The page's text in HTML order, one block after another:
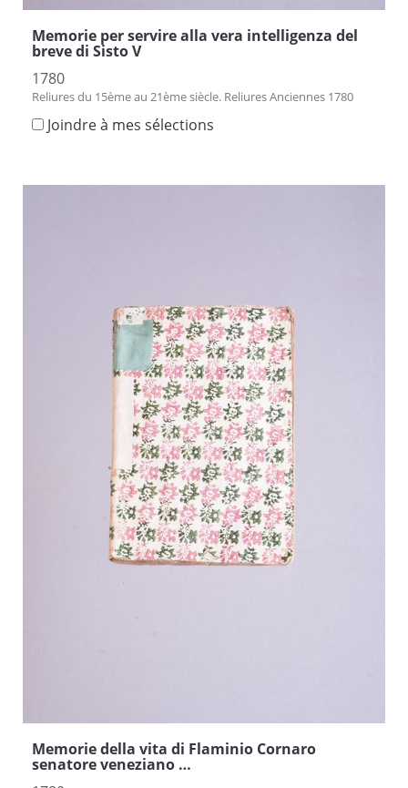
Memorie per servire alla vera intelligenza del
breve di Sisto V
1780
Reliures du 15ème au 21ème siècle. Reliures Anciennes 1780
Joindre à mes sélections
Memorie della vita di Flaminio Cornaro
senatore veneziano …